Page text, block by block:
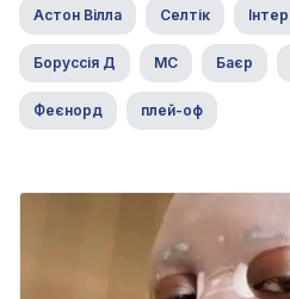
Астон Вілла Селтік Інтер
Боруссія Д МС Баєр
Феєнорд плей-оф